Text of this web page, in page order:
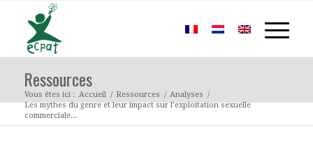
Ressources
Vous êtes ici : Accueil / Ressources / Analyses /
Les mythes du genre et leur impact sur l’exploitation sexuelle
commerciale...